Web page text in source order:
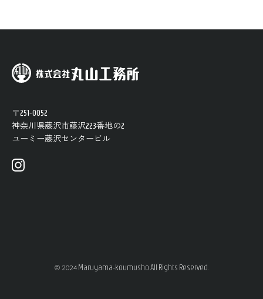
〒251-0052
神奈川県藤沢市藤沢223番地の2
ユーミー​藤沢​センター​ビル
© 2024Maruyama-koumusho All Rights Reserved.